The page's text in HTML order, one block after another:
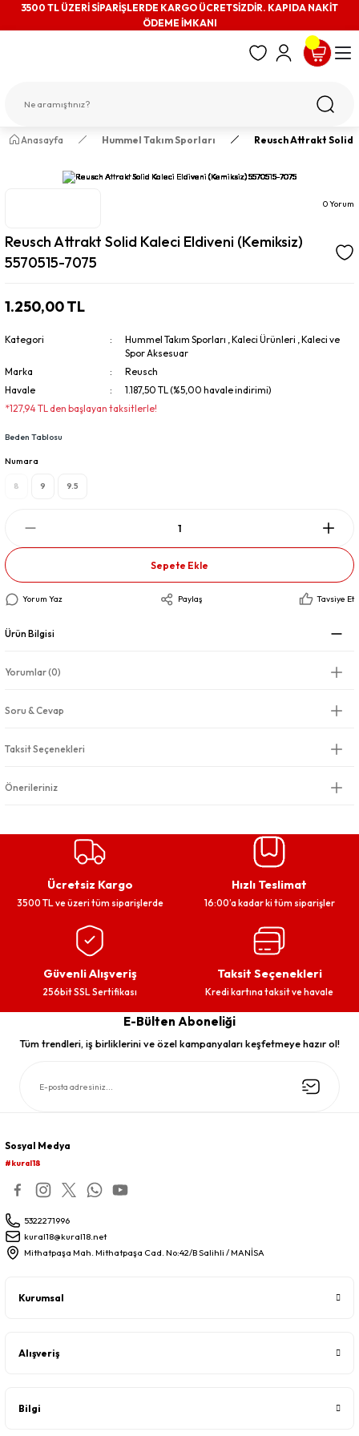
3500 TL ÜZERİ SİPARİŞLERDE KARGO ÜCRETSİZDİR. KAPIDA NAKİT
ÖDEME İMKANI
Anasayfa Hummel Takım Sporları Reusch Attrakt Solid
0 Yorum
Reusch Attrakt Solid Kaleci Eldiveni (Kemiksiz)
5570515-7075
1.250,00 TL
Kategori Hummel Takım Sporları ,Kaleci Ürünleri ,Kaleci ve
Spor Aksesuar
Marka
Reusch
Havale
1.187,50 TL (%5,00 havale indirimi)
*127,94 TL den başlayan taksitlerle!
Beden Tablosu
Numara
8 9 9.5
Sepete Ekle
Yorum Yaz Paylaş Tavsiye Et
Ürün Bilgisi
Yorumlar (0)
Soru & Cevap
Taksit Seçenekleri
Önerileriniz
Ücretsiz Kargo
3500 TL ve üzeri tüm siparişlerde
Hızlı Teslimat
16:00’a kadar ki tüm siparişler
Güvenli Alışveriş
256bit SSL Sertifikası
Taksit Seçenekleri
Kredi kartına taksit ve havale
E-Bülten Aboneliği
Tüm trendleri, iş birliklerini ve özel kampanyaları keşfetmeye hazır ol!
Sosyal Medya
#kural18
5322271996
kural18@kural18.net
Mithatpaşa Mah. Mithatpaşa Cad. No:42/B Salihli / MANİSA
Kurumsal
Alışveriş
Bilgi